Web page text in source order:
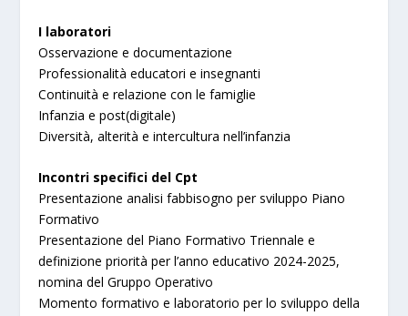
I laboratori
Osservazione e documentazione
Professionalità educatori e insegnanti
Continuità e relazione con le famiglie
Infanzia e post(digitale)
Diversità, alterità e intercultura nell’infanzia
Incontri specifici del Cpt
Presentazione analisi fabbisogno per sviluppo Piano
Formativo
Presentazione del Piano Formativo Triennale e
definizione priorità per l’anno educativo 2024-2025,
nomina del Gruppo Operativo
Momento formativo e laboratorio per lo sviluppo della